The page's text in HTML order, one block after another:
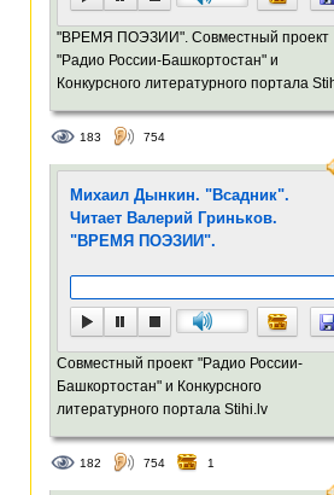
"ВРЕМЯ ПОЭЗИИ". Совместный проект
"Радио России-Башкортостан" и
Конкурсного литературного портала
183 754
Михаил Дынкин. "Всадник".
Читает Валерий Гриньков.
"ВРЕМЯ ПОЭЗИИ".
Совместный проект "Радио России-
Башкортостан" и Конкурсного
литературного портала Stihi.lv
182 754 1